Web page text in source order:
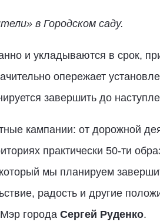
в Городском саду.
и укладываются в срок,
опережает
завершить до
кампании: от дорожной
практически 50-ти
мы планируем
радость и другие
города Сергей Руденко.